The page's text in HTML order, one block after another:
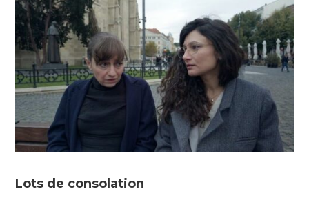
Films, Sovereign Films, Paul Thiltges Distributions -
Lots de consolation